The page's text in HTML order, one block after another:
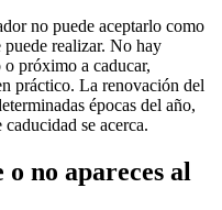
no puede aceptarlo como
realizar. No hay
próximo a caducar,
práctico. La renovación del
épocas del año,
se acerca.
o no apareces al